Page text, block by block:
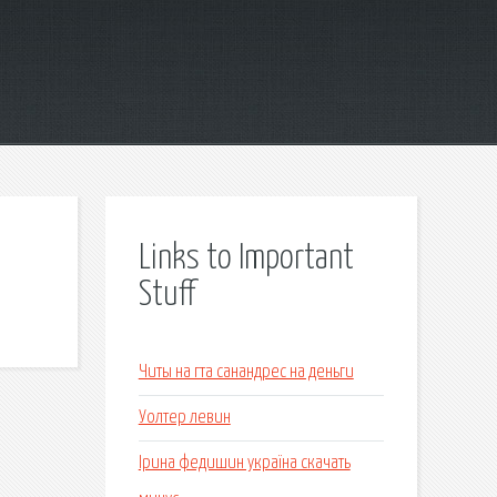
Links to Important
Stuff
Читы на гта санандрес на деньги
Уолтер левин
Ірина федишин україна скачать